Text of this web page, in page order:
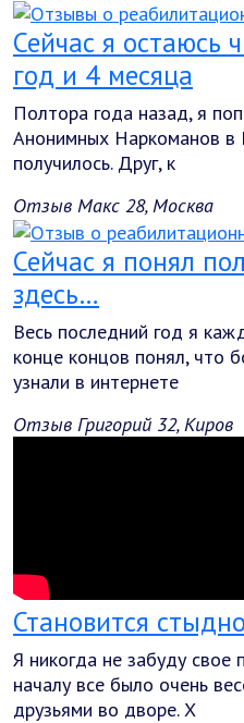
Сейчас я остаюсь
год и 4 месяца
Полтора года назад, я
Анонимных Наркоманов в
получилось. Друг, к
Отзыв Макс 28, Москва
Сейчас я понял
здесь…
Весь последний год я
конце концов понял, что
узнали в интернете
Отзыв Григорий 32, Киров
Становится
Я никогда не забуду свое
началу все было очень
друзьями во дворе. Х